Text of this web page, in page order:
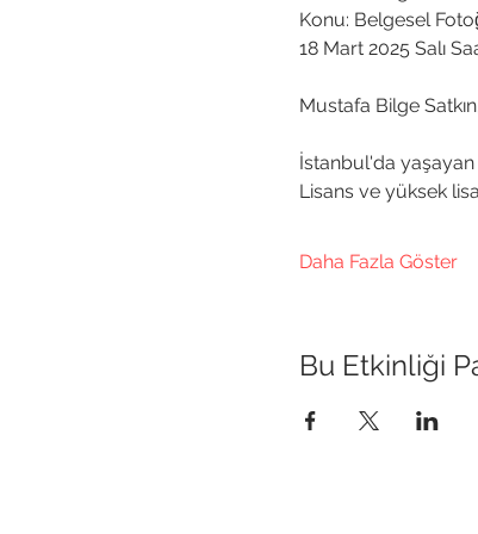
Konu: Belgesel
18 Mart 2025 Salı
Mustafa Bilge
İstanbul'da yaşayan
Lisans ve yüksek
Daha Fazla Göster
Bu Etkinliği